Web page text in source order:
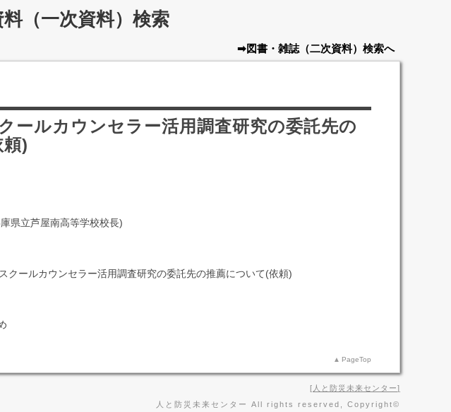
（一次資料）検索
➡図書・雑誌（二次資料） 検索へ
ールカウンセラー活用調査研究の委託先の
)
県立芦屋南高等学校校長)
クールカウンセラー活用調査研究の委託先の推薦について(依頼)
PageTop
人と防災未来センター
人と防災未来センター All rights reserved, Copyright©